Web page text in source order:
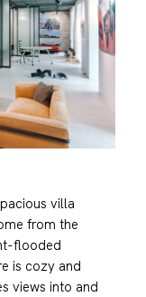
villa
from the
flooded
is cozy and
views into and